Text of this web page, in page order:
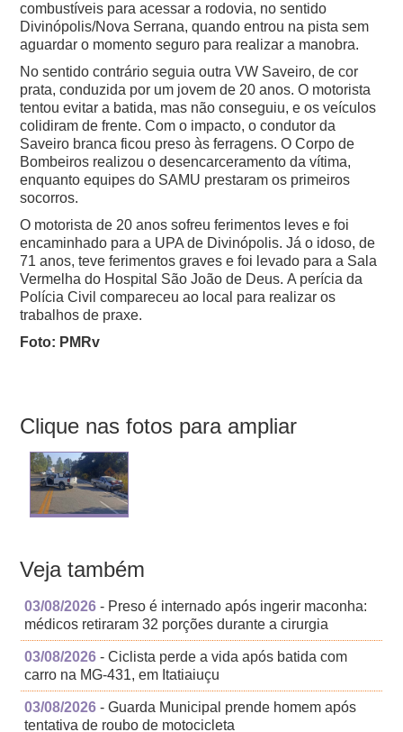
combustíveis para acessar a rodovia, no sentido
Divinópolis/Nova Serrana, quando entrou na pista sem
aguardar o momento seguro para realizar a manobra.
No sentido contrário seguia outra VW Saveiro, de cor
prata, conduzida por um jovem de 20 anos. O motorista
tentou evitar a batida, mas não conseguiu, e os veículos
colidiram de frente.Com o impacto, o condutor da
Saveiro branca ficou preso às ferragens.O Corpo de
Bombeiros realizou o desencarceramento da vítima,
enquanto equipes do SAMU prestaram os primeiros
socorros.
O motorista de 20 anos sofreu ferimentos leves e foi
encaminhado para a UPA de Divinópolis.Já o idoso, de
71 anos, teve ferimentos graves e foi levado para a Sala
Vermelha do Hospital São João de Deus.A perícia da
Polícia Civil compareceu ao local para realizar os
trabalhos de praxe.
Foto: PMRv
Clique nas fotos para ampliar
Veja também
03/08/2026 - Preso é internado após ingerir maconha:
médicos retiraram 32 porções durante a cirurgia
03/08/2026 - Ciclista perde a vida após batida com
carro na MG-431, em Itatiaiuçu
03/08/2026 - Guarda Municipal prende homem após
tentativa de roubo de motocicleta